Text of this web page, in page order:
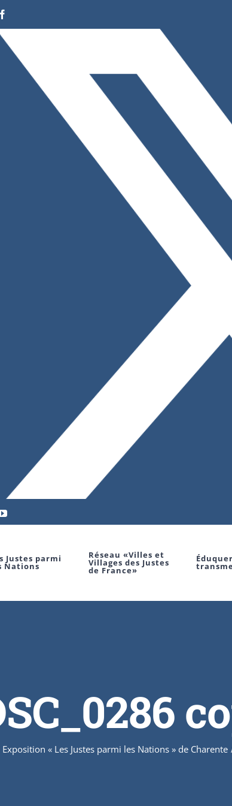
YouTube
Justes parmi
Nations
Réseau «Villes et
Villages des Justes
de France»
Exposition « Les Justes parmi les Nations » de Charente